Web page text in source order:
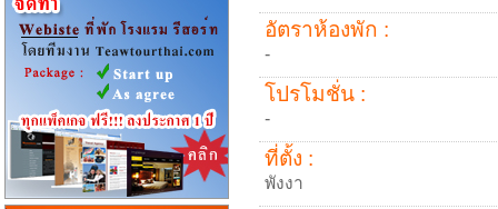
อัตราห้องพัก :
-
โปรโมชั่น :
-
ที่ตั้ง :
พังงา